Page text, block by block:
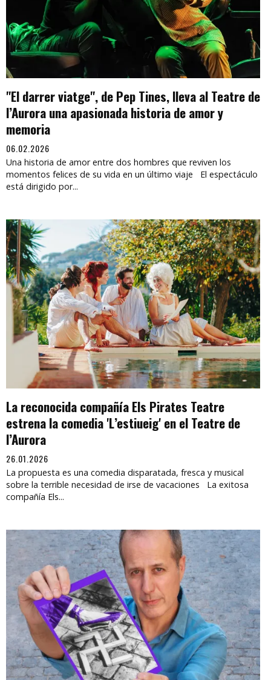
"El darrer viatge", de Pep Tines, lleva al Teatre de
l’Aurora una apasionada historia de amor y
memoria
06.02.2026
Una historia de amor entre dos hombres que reviven los
momentos felices de su vida en un último viaje El espectáculo
está dirigido por...
La reconocida compañía Els Pirates Teatre
estrena la comedia 'L’estiueig' en el Teatre de
l’Aurora
26.01.2026
La propuesta es una comedia disparatada, fresca y musical
sobre la terrible necesidad de irse de vacaciones La exitosa
compañía Els...